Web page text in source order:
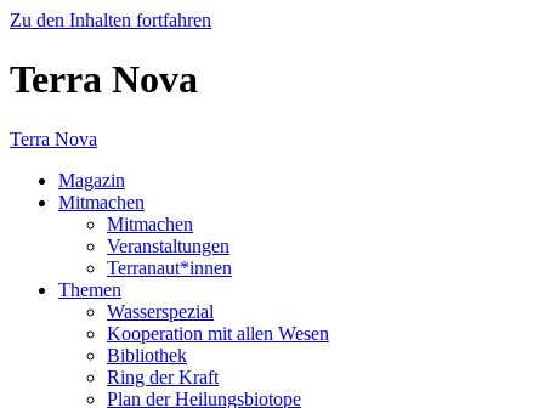
Zu den Inhalten fortfahren
Terra Nova
Terra Nova
Magazin
Mitmachen
Mitmachen
Veranstaltungen
Terranaut*innen
Themen
Wasserspezial
Kooperation mit allen Wesen
Bibliothek
Ring der Kraft
Plan der Heilungsbiotope